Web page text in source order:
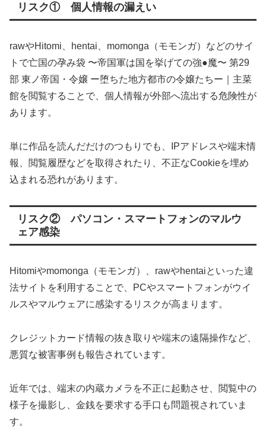
リスク① 個人情報の漏えい
rawやHitomi、hentai、momonga（モモンガ）などのサイ
トで亡国の孕み袋 〜帝国軍は国を挙げての強●魔〜 第29
部 東ノ帝国・令嬢 ー堕ちた地方都市の令嬢たちー｜主菜
館を閲覧することで、個人情報が外部へ流出する危険性が
あります。
単に作品を読んだだけのつもりでも、IPアドレスや端末情
報、閲覧履歴などを取得されたり、不正なCookieを埋め
込まれる恐れがあります。
リスク② パソコン・スマートフォンのマルウ
ェア感染
Hitomiやmomonga（モモンガ）、rawやhentaiといった違
法サイトを利用することで、PCやスマートフォンがウイ
ルスやマルウェアに感染するリスクが高まります。
クレジットカード情報の抜き取りや端末の遠隔操作など、
悪質な被害事例も報告されています。
近年では、端末の内蔵カメラを不正に起動させ、閲覧中の
様子を撮影し、金銭を要求する手口も問題視されていま
す。